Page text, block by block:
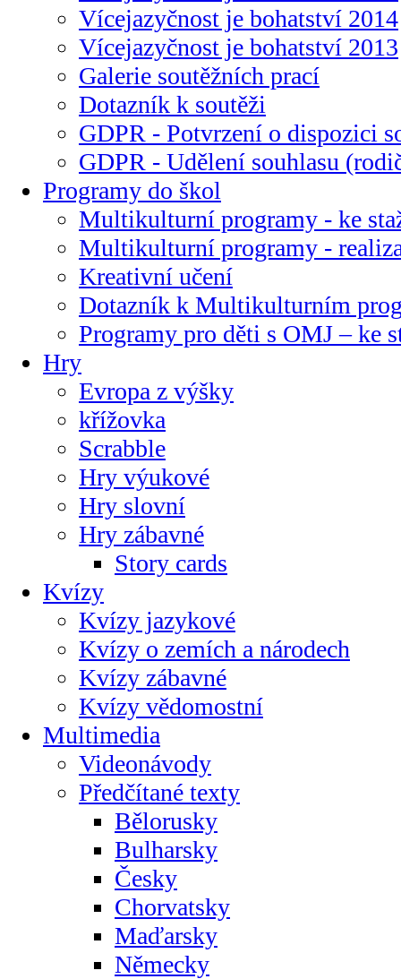
Vícejazyčnost je bohatství 2014
Vícejazyčnost je bohatství 2013
Galerie soutěžních prací
Dotazník k soutěži
GDPR - Potvrzení o dispozici
GDPR - Udělení souhlasu
Programy do škol
Multikulturní programy - ke
Multikulturní programy -
Kreativní učení
Dotazník k Multikulturním
Programy pro děti s OMJ – ke
Hry
Evropa z výšky
křížovka
Scrabble
Hry výukové
Hry slovní
Hry zábavné
Story cards
Kvízy
Kvízy jazykové
Kvízy o zemích a národech
Kvízy zábavné
Kvízy vědomostní
Multimedia
Videonávody
Předčítané texty
Bělorusky
Bulharsky
Česky
Chorvatsky
Maďarsky
Německy